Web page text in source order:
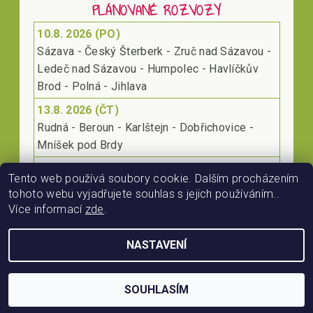
PLÁNOVANÉ ROZVOZY
10.8. 2026 (PO)
Sázava - Český Šterberk - Zruč nad Sázavou -
Ledeč nad Sázavou - Humpolec - Havlíčkův
Brod - Polná - Jihlava
13.8. 2026 (ČT)
Rudná - Beroun - Karlštejn - Dobřichovice -
Mníšek pod Brdy
Klecany - Kralupy nad Vltavou - Roudnice nad
Labem - Lovosice
2026 © RájProKoně.cz, všechna práva vyhrazena
Vytvořil Shoptet
Tento web používá soubory cookie. Dalším procházením
tohoto webu vyjadřujete souhlas s jejich používáním..
Více informací zde.
NASTAVENÍ
SOUHLASÍM